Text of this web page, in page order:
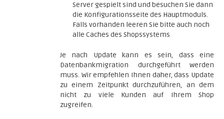
Server gespielt sind und besuchen Sie dann
die Konfigurationsseite des Hauptmoduls.
Falls vorhanden leeren Sie bitte auch noch
alle Caches des Shopssystems
Je nach Update kann es sein, dass eine
Datenbankmigration durchgeführt werden
muss. Wir empfehlen Ihnen daher, dass Update
zu einem Zeitpunkt durchzuführen, an dem
nicht zu viele Kunden auf Ihrem Shop
zugreifen.